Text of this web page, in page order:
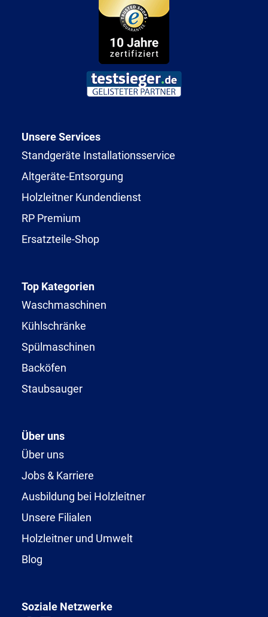
Unsere Services
Standgeräte Installationsservice
Altgeräte-Entsorgung
Holzleitner Kundendienst
RP Premium
Ersatzteile-Shop
Top Kategorien
Waschmaschinen
Kühlschränke
Spülmaschinen
Backöfen
Staubsauger
Über uns
Über uns
Jobs & Karriere
Ausbildung bei Holzleitner
Unsere Filialen
Holzleitner und Umwelt
Blog
Soziale Netzwerke